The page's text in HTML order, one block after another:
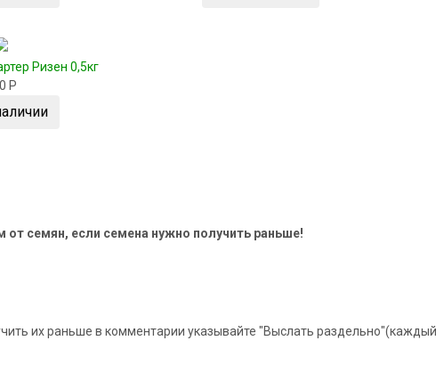
Ризен 0,5кг
Р
семян, если семена нужно получить раньше!
их раньше в комментарии указывайте "Выслать